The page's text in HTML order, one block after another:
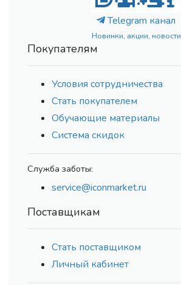
Telegram канал
Новинки, акции, новости
Покупателям
Условия сотрудничества
Стать покупателем
Обучающие материалы
Система скидок
Служба заботы:
service@iconmarket.ru
Поставщикам
Стать поставщиком
Личный кабинет